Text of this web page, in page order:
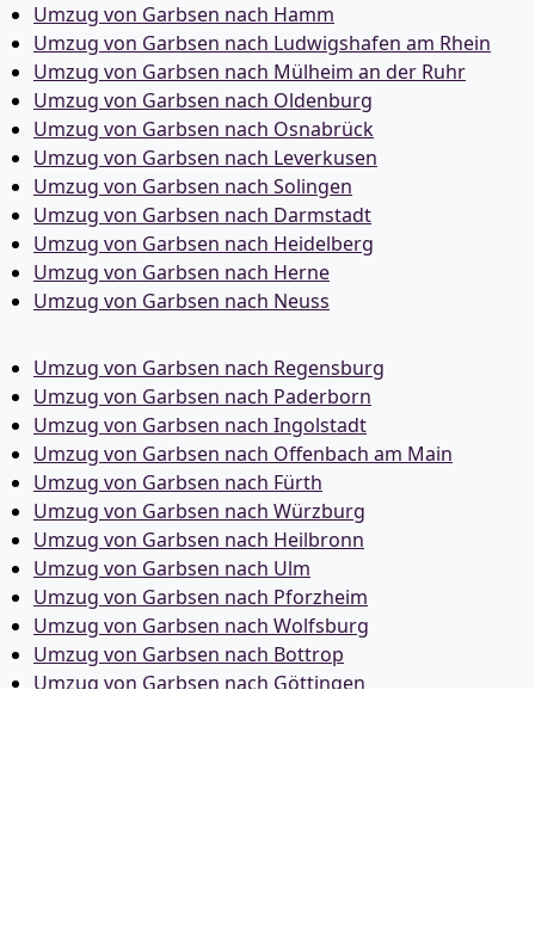
Umzug von Garbsen nach Hamm
Umzug von Garbsen nach Ludwigshafen am Rhein
Umzug von Garbsen nach Mülheim an der Ruhr
Umzug von Garbsen nach Oldenburg
Umzug von Garbsen nach Osnabrück
Umzug von Garbsen nach Leverkusen
Umzug von Garbsen nach Solingen
Umzug von Garbsen nach Darmstadt
Umzug von Garbsen nach Heidelberg
Umzug von Garbsen nach Herne
Umzug von Garbsen nach Neuss
Umzug von Garbsen nach Regensburg
Umzug von Garbsen nach Paderborn
Umzug von Garbsen nach Ingolstadt
Umzug von Garbsen nach Offenbach am Main
Umzug von Garbsen nach Fürth
Umzug von Garbsen nach Würzburg
Umzug von Garbsen nach Heilbronn
Umzug von Garbsen nach Ulm
Umzug von Garbsen nach Pforzheim
Umzug von Garbsen nach Wolfsburg
Umzug von Garbsen nach Bottrop
Umzug von Garbsen nach Göttingen